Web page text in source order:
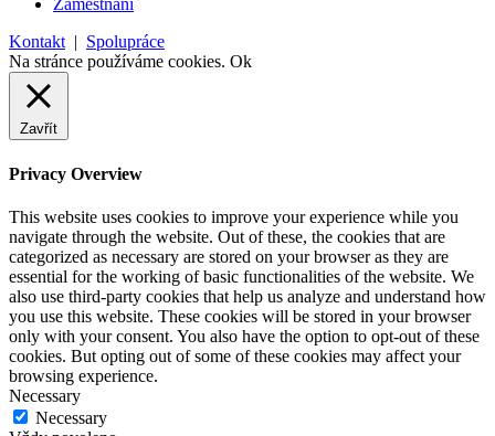
Zaměstnání
Kontakt| Spolupráce
Na stránce používáme cookies. Ok
Zavřít
Privacy Overview
This website uses cookies to improve your experience while you
navigate through the website. Out of these, the cookies that are
categorized as necessary are stored on your browser as they are
essential for the working of basic functionalities of the website. We
also use third-party cookies that help us analyze and understand how
you use this website. These cookies will be stored in your browser
only with your consent. You also have the option to opt-out of these
cookies. But opting out of some of these cookies may affect your
browsing experience.
Necessary
Necessary